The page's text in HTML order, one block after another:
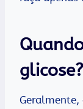
glicose?
Geralmente,